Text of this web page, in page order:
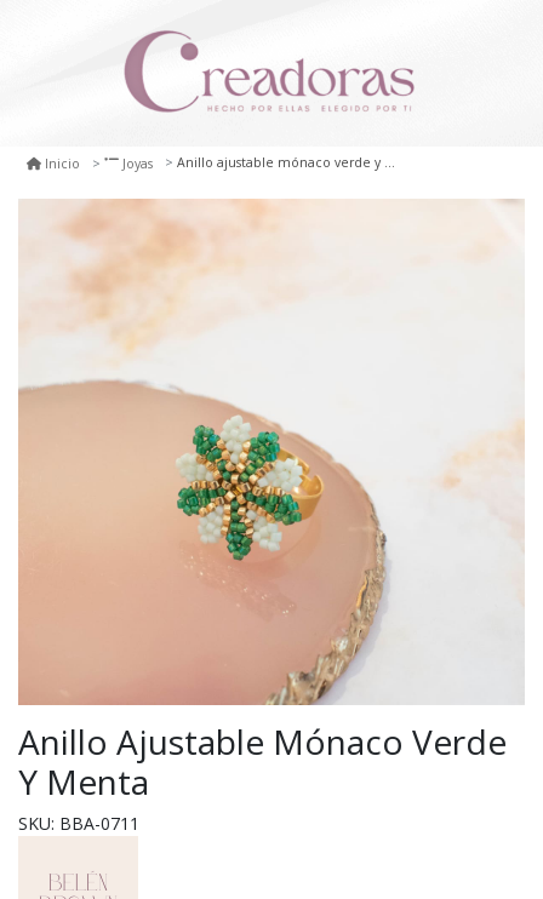
Inicio Joyas Anillo ajustable mónaco verde y menta
Anillo Ajustable Mónaco Verde
Y Menta
SKU: BBA-0711